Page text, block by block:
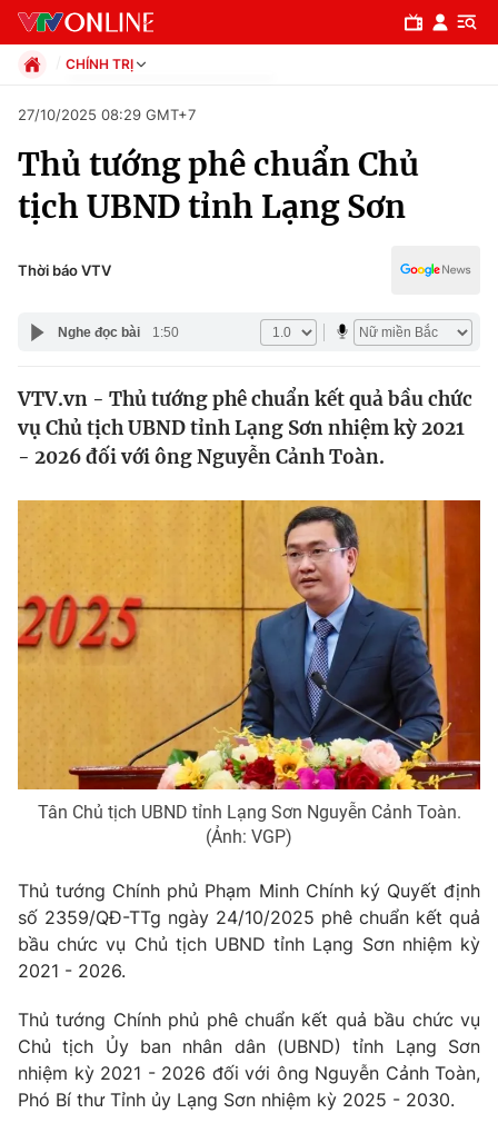
Chuyên mục
Chính trị
Y tế
Tin tức
Câu chuyện quốc tế
Tài chính
Thị trường
Góc doanh nghiệp
Dữ liệu và đời sống
Hậu trường
Nhân vật
Giải sao mai
Điện ảnh
Đời sống
Làm đẹp
Chất lượng cuộc sống
Tuyển sinh
Học trực tuyến
Công nghệ
Hitech Công nghệ tương lai
Sản phẩm
Thị trường
Tư vấn
Lịch phát sóng
CHÍNH TRỊ
Xã hội
Pháp luật
Thể thao
Văn hóa - Giải trí
Đời sống
Giáo dục
27/10/2025 08:29 GMT+7
Thủ tướng phê chuẩn Chủ
tịch UBND tỉnh Lạng Sơn
Thời báo VTV
Nghe đọc bài 1:50
VTV.vn - Thủ tướng phê chuẩn kết quả bầu chức
vụ Chủ tịch UBND tỉnh Lạng Sơn nhiệm kỳ 2021
- 2026 đối với ông Nguyễn Cảnh Toàn.
Tân Chủ tịch UBND tỉnh Lạng Sơn Nguyễn Cảnh Toàn.
(Ảnh: VGP)
Thủ tướng Chính phủ Phạm Minh Chính ký Quyết định
số 2359/QĐ-TTg ngày 24/10/2025 phê chuẩn kết quả
bầu chức vụ Chủ tịch UBND tỉnh Lạng Sơn nhiệm kỳ
2021 - 2026.
Thủ tướng Chính phủ phê chuẩn kết quả bầu chức vụ
Chủ tịch Ủy ban nhân dân (UBND) tỉnh Lạng Sơn
nhiệm kỳ 2021 - 2026 đối với ông Nguyễn Cảnh Toàn,
Phó Bí thư Tỉnh ủy Lạng Sơn nhiệm kỳ 2025 - 2030.